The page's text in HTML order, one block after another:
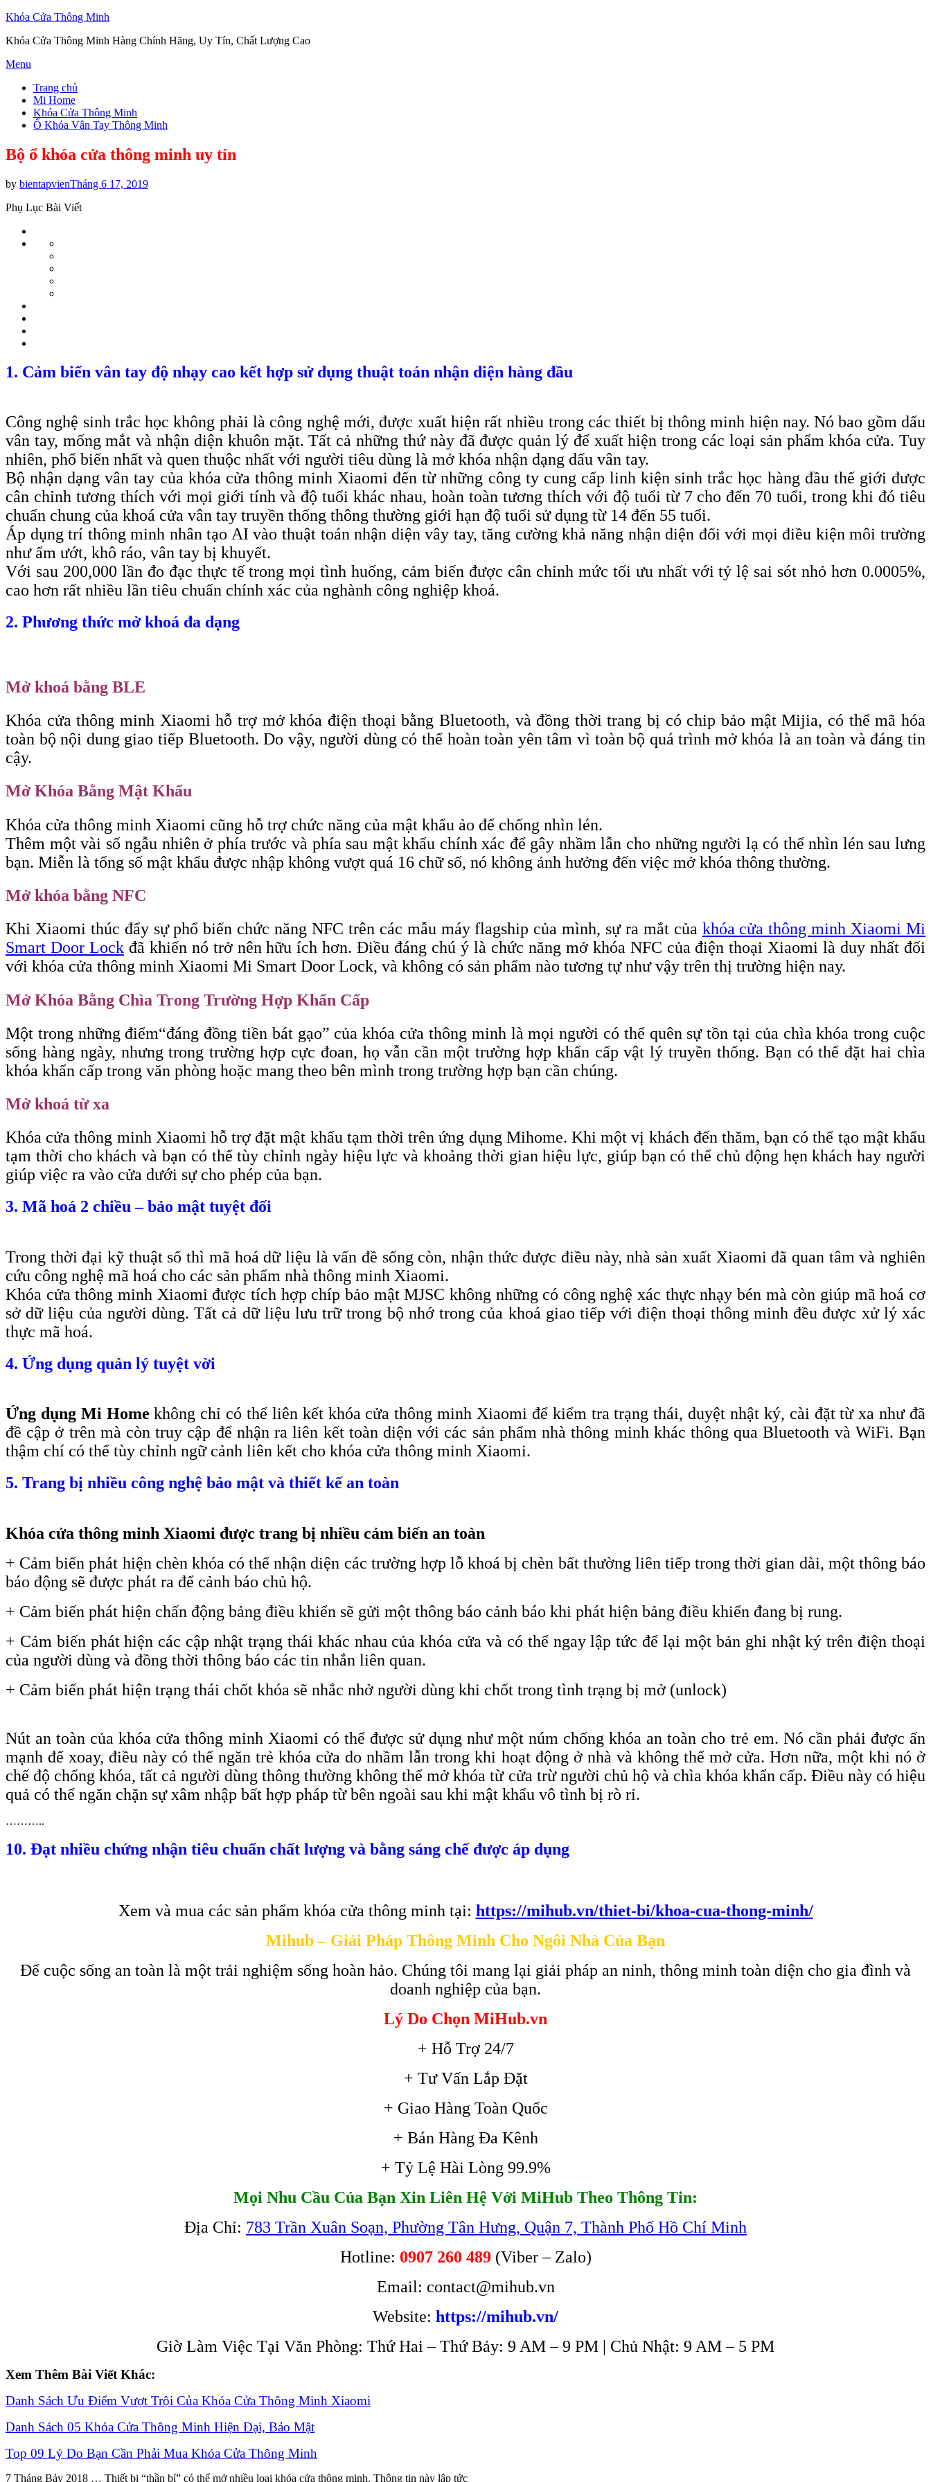
Khóa Cửa Thông Minh
Khóa Cửa Thông Minh Hàng Chính Hãng, Uy Tín, Chất Lượng Cao
Skip
content
Menu
Trang chủ
Mi Home
Khóa Cửa Thông Minh
Ổ Khóa Vân Tay Thông Minh
Bộ ổ khóa cửa thông minh uy tín
by bientapvienPosted
Tháng 6 17, 2019
Phụ Lục Bài Viết
1. Cảm biến vân tay độ nhạy cao kết hợp sử dụng thuật toán nhận diện hàng đầu
Công nghệ sinh trắc học không phải là công nghệ mới, được xuất hiện rất nhiều trong các thiết bị thông minh hiện nay. Nó bao gồm dấu
vân tay, mống mắt và nhận diện khuôn mặt. Tất cả những thứ này đã được quản lý để xuất hiện trong các loại sản phẩm khóa cửa. Tuy
nhiên, phổ biến nhất và quen thuộc nhất với người tiêu dùng là mở khóa nhận dạng dấu vân tay.
Bộ nhận dạng vân tay của khóa cửa thông minh Xiaomi đến từ những công ty cung cấp linh kiện sinh trắc học hàng đầu thế giới được
cân chỉnh tương thích với mọi giới tính và độ tuổi khác nhau, hoàn toàn tương thích với độ tuổi từ 7 cho đến 70 tuổi, trong khi đó tiêu
chuẩn chung của khoá cửa vân tay truyền thống thông thường giới hạn độ tuổi sử dụng từ 14 đến 55 tuổi.
Áp dụng trí thông minh nhân tạo AI vào thuật toán nhận diện vây tay, tăng cường khả năng nhận diện đối với mọi điều kiện môi trường
như ẩm ướt, khô ráo, vân tay bị khuyết.
Với sau 200,000 lần đo đạc thực tế trong mọi tình huống, cảm biến được cân chỉnh mức tối ưu nhất với tỷ lệ sai sót nhỏ hơn 0.0005%,
cao hơn rất nhiều lần tiêu chuẩn chính xác của nghành công nghiệp khoá.
2. Phương thức mở khoá đa dạng
Mở khoá bằng BLE
Khóa cửa thông minh Xiaomi hỗ trợ mở khóa điện thoại bằng Bluetooth, và đồng thời trang bị có chip bảo mật Mijia, có thể mã hóa
toàn bộ nội dung giao tiếp Bluetooth. Do vậy, người dùng có thể hoàn toàn yên tâm vì toàn bộ quá trình mở khóa là an toàn và đáng tin
cậy.
Mở Khóa Bằng Mật Khẩu
Khóa cửa thông minh Xiaomi cũng hỗ trợ chức năng của mật khẩu ảo để chống nhìn lén.
Thêm một vài số ngẫu nhiên ở phía trước và phía sau mật khẩu chính xác để gây nhầm lẫn cho những người lạ có thể nhìn lén sau lưng
bạn. Miễn là tổng số mật khẩu được nhập không vượt quá 16 chữ số, nó không ảnh hưởng đến việc mở khóa thông thường.
Mở khóa bằng NFC
Khi Xiaomi thúc đẩy sự phổ biến chức năng NFC trên các mẫu máy flagship của mình, sự ra mắt của khóa cửa thông minh Xiaomi Mi
Smart Door Lockđã khiến nó trở nên hữu ích hơn. Điều đáng chú ý là chức năng mở khóa NFC của điện thoại Xiaomi là duy nhất đối
với khóa cửa thông minh Xiaomi Mi Smart Door Lock, và không có sản phẩm nào tương tự như vậy trên thị trường hiện nay.
Mở Khóa Bằng Chìa Trong Trường Hợp Khẩn Cấp
Một trong những điểm“đángđồng tiền bát gạo” của khóa cửa thông minh là mọi người có thể quên sự tồn tại của chìa khóa trong cuộc
sống hàng ngày, nhưng trong trường hợp cực đoan, họ vẫn cần một trường hợp khẩn cấp vật lý truyền thống. Bạn có thể đặt hai chìa
khóa khẩn cấp trong văn phòng hoặc mang theo bên mình trong trường hợp bạn cần chúng.
Mở khoá từ xa
Khóa cửa thông minh Xiaomi hỗ trợ đặt mật khẩu tạm thời trên ứng dụng Mihome. Khi một vị khách đến thăm, bạn có thể tạo mật khẩu
tạm thời cho khách và bạn có thể tùy chỉnh ngày hiệu lực và khoảng thời gian hiệu lực, giúp bạn có thể chủ động hẹn khách hay người
giúp việc ra vào cửa dưới sự cho phép của bạn.
3. Mã hoá 2 chiều – bảo mật tuyệt đối
Trong thời đại kỹ thuật số thì mã hoá dữ liệu là vấn đề sống còn, nhận thức được điều này, nhà sản xuất Xiaomi đã quan tâm và nghiên
cứu công nghệ mã hoá cho các sản phẩm nhà thông minh Xiaomi.
Khóa cửa thông minh Xiaomi được tích hợp chíp bảo mật MJSC không những có công nghệ xác thực nhạy bén mà còn giúp mã hoá cơ
sở dữ liệu của người dùng. Tất cả dữ liệu lưu trữ trong bộ nhớ trong của khoá giao tiếp với điện thoại thông minh đều được xử lý xác
thực mã hoá.
4. Ứng dụng quản lý tuyệt vời
Ứng dụng Mi Homekhông chỉ có thể liên kết khóa cửa thông minh Xiaomi để kiểm tra trạng thái, duyệt nhật ký, cài đặt từ xa như đã
đề cập ở trên mà còn truy cập để nhận ra liên kết toàn diện với các sản phẩm nhà thông minh khác thông qua Bluetooth và WiFi. Bạn
thậm chí có thể tùy chỉnh ngữ cảnh liên kết cho khóa cửa thông minh Xiaomi.
5. Trang bị nhiều công nghệ bảo mật và thiết kế an toàn
Khóa cửa thông minh Xiaomi được trang bị nhiều cảm biến an toàn
+ Cảm biến phát hiện chèn khóa có thể nhận diện các trường hợp lỗ khoá bị chèn bất thường liên tiếp trong thời gian dài, một thông báo
báo động sẽ được phát ra để cảnh báo chủ hộ.
+ Cảm biến phát hiện chấn động bảng điều khiển sẽ gửi một thông báo cảnh báo khi phát hiện bảng điều khiển đang bị rung.
+ Cảm biến phát hiện các cập nhật trạng thái khác nhau của khóa cửa và có thể ngay lập tức để lại một bản ghi nhật ký trên điện thoại
của người dùng và đồng thời thông báo các tin nhắn liên quan.
+ Cảm biến phát hiện trạng thái chốt khóa sẽ nhắc nhở người dùng khi chốt trong tình trạng bị mở (unlock)
Nút an toàn của khóa cửa thông minh Xiaomi có thể được sử dụng như một núm chống khóa an toàn cho trẻ em. Nó cần phải được ấn
mạnh để xoay, điều này có thể ngăn trẻ khóa cửa do nhầm lẫn trong khi hoạt động ở nhà và không thể mở cửa. Hơn nữa, một khi nó ở
chế độ chống khóa, tất cả người dùng thông thường không thể mở khóa từ cửa trừ người chủ hộ và chìa khóa khẩn cấp. Điều này có hiệu
quả có thể ngăn chặn sự xâm nhập bất hợp pháp từ bên ngoài sau khi mật khẩu vô tình bị rò rỉ.
………..
10. Đạt nhiều chứng nhận tiêu chuẩn chất lượng và bằng sáng chế được áp dụng
Xem và mua các sản phẩm khóa cửa thông minh tại: https://mihub.vn/thiet-bi/khoa-cua-thong-minh/
Mihub – Giải Pháp Thông Minh Cho Ngôi Nhà Của Bạn
Để cuộc sống an toàn là một trải nghiệm sống hoàn hảo. Chúng tôi mang lại giải pháp an ninh, thông minh toàn diện cho gia đình và
doanh nghiệp của bạn.
Lý Do Chọn MiHub.vn
+ Hỗ Trợ 24/7
+ Tư Vấn Lắp Đặt
+ Giao Hàng Toàn Quốc
+ Bán Hàng Đa Kênh
+ Tỷ Lệ Hài Lòng 99.9%
Mọi Nhu Cầu Của Bạn Xin Liên Hệ Với MiHub Theo Thông Tin:
Địa Chỉ: 783 Trần Xuân Soạn, Phường Tân Hưng, Quận 7, Thành Phố Hồ Chí Minh
Hotline: 0907 260 489(Viber – Zalo)
Email: contact@mihub.vn
Website: https://mihub.vn/
Giờ Làm Việc Tại Văn Phòng: Thứ Hai – Thứ Bảy: 9 AM – 9 PM | Chủ Nhật: 9 AM – 5 PM
Xem Thêm Bài Viết Khác:
Danh Sách Ưu Điểm Vượt Trội Của Khóa Cửa Thông Minh Xiaomi
Danh Sách 05 Khóa Cửa Thông Minh Hiện Đại, Bảo Mật
Top 09 Lý Do Bạn Cần Phải Mua Khóa Cửa Thông Minh
7 Tháng Bảy 2018 … Thiết bị “thần bí” có thể mở nhiều loại khóa cửa thông minh. Thông tin này lập tức